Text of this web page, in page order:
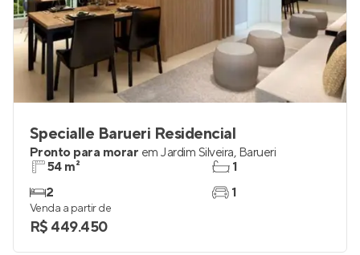
Specialle Barueri Residencial
Pronto para morar em Jardim Silveira, Barueri
54 m²
2
1
1
Venda a partir de
R$ 449.450